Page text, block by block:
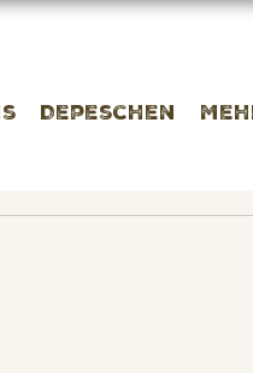
Depeschen